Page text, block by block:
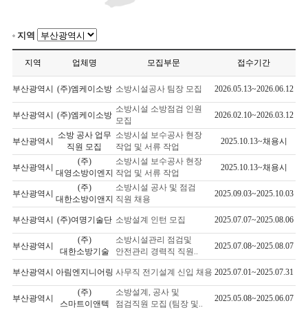
지역
지역 업체명 모집부문 접수기간
부산광역시 (주)엠케이소방 소방시설공사 팀장 모집 2026.05.13~2026.06.12
부산광역시 (주)엠케이소방
소방시설 소방점검 인원
모집
2026.02.10~2026.03.12
부산광역시
소방 공사 업무
직원 모집
소방시설 보수공사 현장
작업 및 서류 작업
2025.10.13~채용시
부산광역시
(주)
대영소방이엔지
소방시설 보수공사 현장
작업 및 서류 작업
2025.10.13~채용시
부산광역시
(주)
대한소방이앤지
소방시설 공사 및 점검
직원 채용
2025.09.03~2025.10.03
부산광역시 (주)여명기술단 소방설계 인턴 모집 2025.07.07~2025.08.06
부산광역시
(주)
대한소방기술
소방시설관리 점검및
안전관리 경력직 직원..
2025.07.08~2025.08.07
부산광역시 아림엔지니어링 사무직 전기설계 신입 채용 2025.07.01~2025.07.31
부산광역시
(주)
스마트이앤텍
소방설계, 공사 및
점검직원 모집 (팀장 및..
2025.05.08~2025.06.07